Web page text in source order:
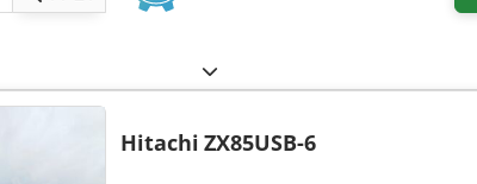
Hitachi ZX85USB-6